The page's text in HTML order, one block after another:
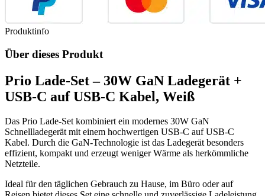
Produktinfo
Über dieses Produkt
Prio Lade-Set – 30W GaN Ladegerät +
USB-C auf USB-C Kabel, Weiß
Das Prio Lade-Set kombiniert ein modernes 30W GaN
Schnellladegerät mit einem hochwertigen USB-C auf USB-C
Kabel. Durch die GaN-Technologie ist das Ladegerät besonders
effizient, kompakt und erzeugt weniger Wärme als herkömmliche
Netzteile.
Ideal für den täglichen Gebrauch zu Hause, im Büro oder auf